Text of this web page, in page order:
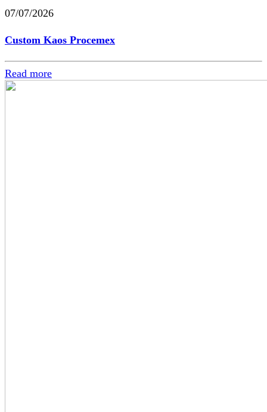
07/07/2026
Custom Kaos Procemex
Read more